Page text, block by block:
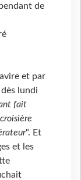
de
et par
lundi
fait
". Et
et les